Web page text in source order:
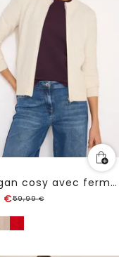
Cardigan cosy avec fermeture éclair
€59,99€